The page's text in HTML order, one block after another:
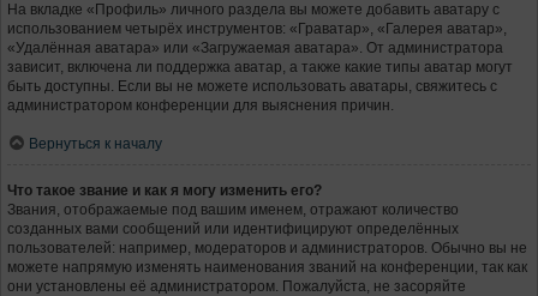
На вкладке «Профиль» личного раздела вы можете добавить аватару с
использованием четырёх инструментов: «Граватар», «Галерея аватар»,
«Удалённая аватара» или «Загружаемая аватара». От администратора
зависит, включена ли поддержка аватар, а также какие типы аватар могут
быть доступны. Если вы не можете использовать аватары, свяжитесь с
администратором конференции для выяснения причин.
Вернуться к началу
Что такое звание и как я могу изменить его?
Звания, отображаемые под вашим именем, отражают количество
созданных вами сообщений или идентифицируют определённых
пользователей: например, модераторов и администраторов. Обычно вы не
можете напрямую изменять наименования званий на конференции, так как
они установлены её администратором. Пожалуйста, не засоряйте